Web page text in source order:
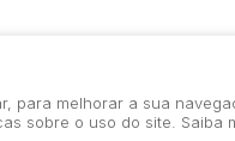
Política de
para melhorar a sua
sobre o uso do site. Saiba